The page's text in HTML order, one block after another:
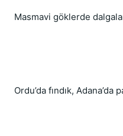
Masmavi göklerde
Ordu’da fındık, Adana’da